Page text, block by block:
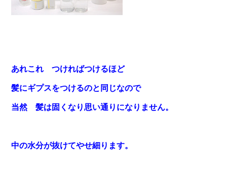
あれこれ つければつけるほど
髪にギプスをつけるのと同じなので
当然 髪は固くなり思い通りになりません。
中の水分が抜けてやせ細ります。